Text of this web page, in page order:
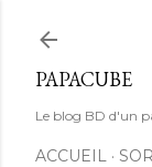
PAPACUBE
Le blog BD d'un
ACCUEIL